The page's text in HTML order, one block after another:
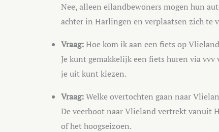
Nee, alleen eilandbewoners mogen hun
achter in Harlingen en verplaatsen zich te
Vraag:Hoe kom ik aan een fiets op
Je kunt gemakkelijk een fiets huren via
je uit kunt kiezen.
Vraag:Welke overtochten gaan naar
De veerboot naar Vlieland vertrekt vanuit
of het hoogseizoen.